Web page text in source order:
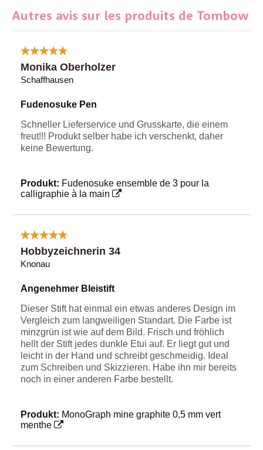
Autres avis sur les produits de Tombow
Monika Oberholzer
Schaffhausen
Fudenosuke Pen
Schneller Lieferservice und Grusskarte, die einem
freut!!! Produkt selber habe ich verschenkt, daher
keine Bewertung.
Produkt: Fudenosuke ensemble de 3 pour la
calligraphie à la main
Hobbyzeichnerin 34
Knonau
Angenehmer Bleistift
Dieser Stift hat einmal ein etwas anderes Design im
Vergleich zum langweiligen Standart. Die Farbe ist
minzgrün ist wie auf dem Bild. Frisch und fröhlich
hellt der Stift jedes dunkle Etui auf. Er liegt gut und
leicht in der Hand und schreibt geschmeidig. Ideal
zum Schreiben und Skizzieren. Habe ihn mir bereits
noch in einer anderen Farbe bestellt.
Produkt: MonoGraph mine graphite 0,5 mm vert
menthe